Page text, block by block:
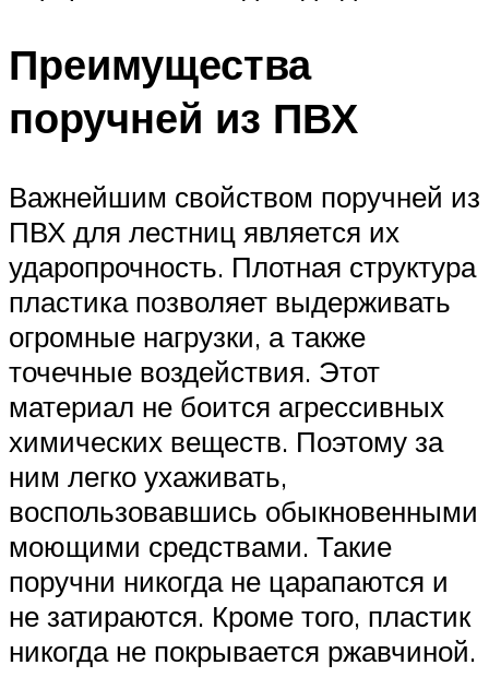
Преимущества
поручней из ПВХ
Важнейшим свойством поручней из
ПВХ для лестниц является их
ударопрочность. Плотная структура
пластика позволяет выдерживать
огромные нагрузки, а также
точечные воздействия. Этот
материал не боится агрессивных
химических веществ. Поэтому за
ним легко ухаживать,
воспользовавшись обыкновенными
моющими средствами. Такие
поручни никогда не царапаются и
не затираются. Кроме того, пластик
никогда не покрывается ржавчиной.